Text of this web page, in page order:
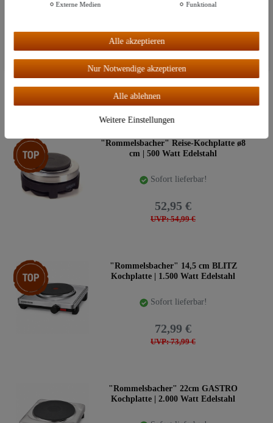
Gläser & Korken
UVP: 14,95 €
Top-Artikel
"Rommelsbacher" Reise-Kochplatte ø8
cm | 500 Watt Edelstahl
Sofort lieferbar!
UVP: 54,99 €
52,95 €
Top-Artikel
"Rommelsbacher" 14,5 cm BLITZ
Kochplatte | 1.500 Watt Edelstahl
Sofort lieferbar!
UVP: 73,99 €
72,99 €
"Rommelsbacher" 22cm GASTRO
Kochplatte | 2.000 Watt Edelstahl
Alle akzeptieren
Externe Medien Funktional
Alle akzeptieren
Nur Notwendige akzeptieren
Alle ablehnen
Weitere Einstellungen